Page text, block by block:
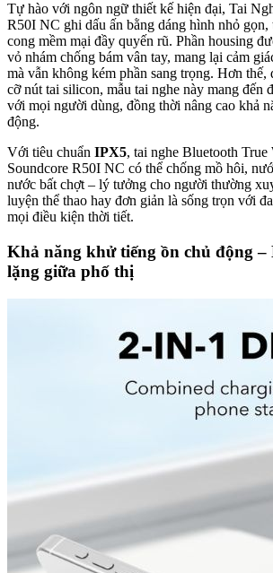
Tự hào với ngôn ngữ thiết kế hiện đại, Tai
R50I NC ghi dấu ấn bằng dáng hình nhỏ
cong mềm mại đầy quyến rũ. Phần housing
vỏ nhám chống bám vân tay, mang lại cảm
mà vẫn không kém phần sang trọng. Hơn
cỡ nút tai silicon, mẫu tai nghe này mang đến
với mọi người dùng, đồng thời nâng cao khả
động.
Với tiêu chuẩn IPX5, tai nghe Bluetooth True
Soundcore R50I NC có thể chống mồ hôi,
nước bất chợt – lý tưởng cho người thường
luyện thể thao hay đơn giản là sống trọn với
mọi điều kiện thời tiết.
Khả năng khử tiếng ồn chủ động
lặng giữa phố thị